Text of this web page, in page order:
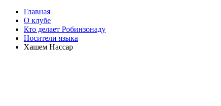
Главная
О клубе
Кто делает Робинзонаду
Носители языка
Хашем Нассар